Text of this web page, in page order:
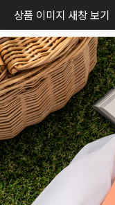
상품 이미지 새창 보기